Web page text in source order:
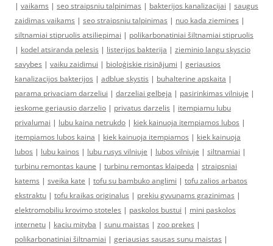
| vaikams | seo straipsniu talpinimas | bakterijos kanalizacijai | saugus
zaidimas vaikams | seo straipsniu talpinimas | nuo kada ziemines |
siltnamiai stipruolis atsiliepimai | polikarbonatiniai šiltnamiai stipruolis
| kodel atsiranda pelesis | listerijos bakterija | zieminio langu skyscio
savybes | vaiku zaidimui | bioloģiskie risinājumi | geriausios
kanalizacijos bakterijos | adblue skystis | buhalterine apskaita |
parama privaciam darzeliui | darzeliai gelbeja | pasirinkimas vilniuje |
ieskome geriausio darzelio | privatus darzelis | itempiamu lubu
privalumai | lubu kaina netrukdo | kiek kainuoja itempiamos lubos |
itempiamos lubos kaina | kiek kainuoja itempiamos | kiek kainuoja
lubos | lubu kainos | lubu rusys vilniuje | lubos vilniuje | siltnamiai |
turbinu remontas kaune | turbinu remontas klaipeda | straipsniai
katems | sveika kate | tofu su bambuko anglimi | tofu zalios arbatos
ekstraktu | tofu kraikas originalus | prekiu gyvunams grazinimas |
elektromobiliu krovimo stoteles | paskolos bustui | mini paskolos
internetu | kaciu mityba | sunu maistas | zoo prekes |
polikarbonatiniai šiltnamiai | geriausias sausas sunu maistas |